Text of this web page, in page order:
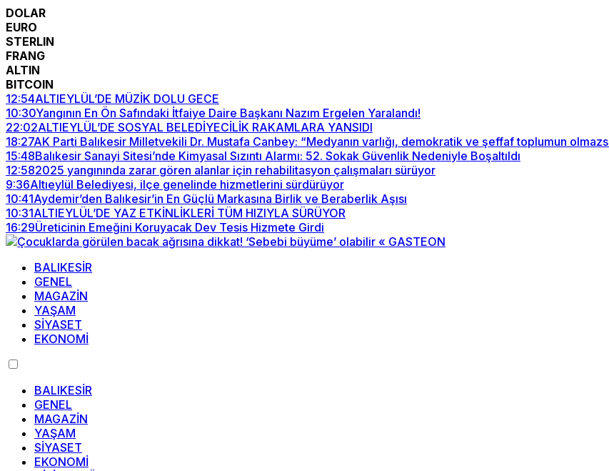
DOLAR
EURO
STERLIN
FRANG
ALTIN
BITCOIN
12:54ALTIEYLÜL’DE MÜZİK DOLU GECE
10:30Yangının En Ön Safındaki İtfaiye Daire Başkanı Nazım Ergelen Yaralandı!
22:02ALTIEYLÜL’DE SOSYAL BELEDİYECİLİK RAKAMLARA YANSIDI
18:27AK Parti Balıkesir Milletvekili Dr. Mustafa Canbey: “Medyanın varlığı, demokratik ve şeffaf toplumun
15:48Balıkesir Sanayi Sitesi’nde Kimyasal Sızıntı Alarmı: 52. Sokak Güvenlik Nedeniyle Boşaltıldı
12:582025 yangınında zarar gören alanlar için rehabilitasyon çalışmaları sürüyor
9:36Altıeylül Belediyesi, ilçe genelinde hizmetlerini sürdürüyor
10:41Aydemir’den Balıkesir’in En Güçlü Markasına Birlik ve Beraberlik Aşısı
10:31ALTIEYLÜL’DE YAZ ETKİNLİKLERİ TÜM HIZIYLA SÜRÜYOR
16:29Üreticinin Emeğini Koruyacak Dev Tesis Hizmete Girdi
BALIKESİR
GENEL
MAGAZİN
YAŞAM
SİYASET
EKONOMİ
BALIKESİR
GENEL
MAGAZİN
YAŞAM
SİYASET
EKONOMİ